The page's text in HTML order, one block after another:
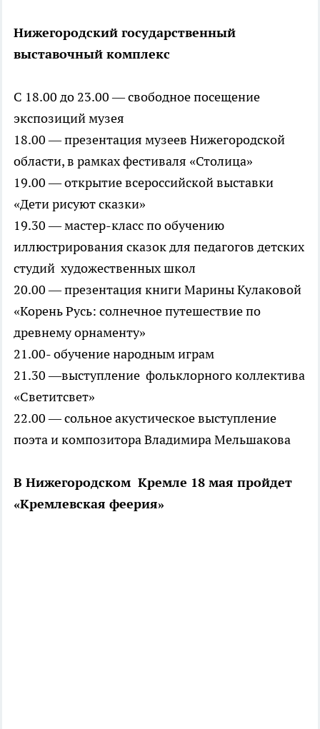
Нижегородский государственный
выставочный комплекс
С 18.00 до 23.00 — свободное посещение
экспозиций музея
18.00 — презентация музеев Нижегородской
области, в рамках фестиваля «Столица»
19.00 — открытие всероссийской выставки
«Дети рисуют сказки»
19.30 — мастер-класс по обучению
иллюстрирования сказок для педагогов детских
студий художественных школ
20.00 — презентация книги Марины Кулаковой
«Корень Русь: солнечное путешествие по
древнему орнаменту»
21.00- обучение народным играм
21.30 —выступление фольклорного коллектива
«Светитсвет»
22.00 — сольное акустическое выступление
поэта и композитора Владимира Мельшакова
В Нижегородском Кремле 18 мая пройдет
«Кремлевская феерия»